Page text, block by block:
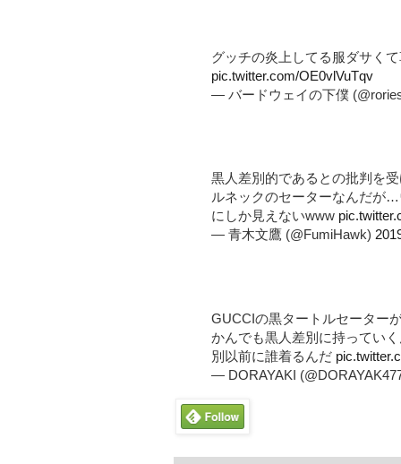
グッチの炎上してる服ダサく
pic.twitter.com/OE0vlVuTqv
— バードウェイの下僕
黒人差別的であるとの批判を
ルネックのセーターなんだが…
にしか見えないwww
— 青木文鷹 (@FumiHawk)
GUCCIの黒タートルセーター
かんでも黒人差別に持ってい
別以前に誰着るんだ
— DORAYAKI